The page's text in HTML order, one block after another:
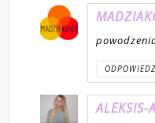
ODPOWIEDZ
ALEKSIS-